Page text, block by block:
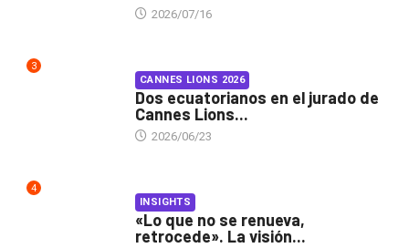
2026/07/16
3
CANNES LIONS 2026
Dos ecuatorianos en el jurado de
Cannes Lions...
2026/06/23
4
INSIGHTS
«Lo que no se renueva,
retrocede». La visión...